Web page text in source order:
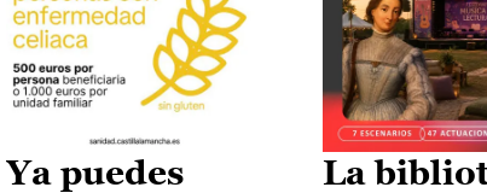
Ya puedes
La